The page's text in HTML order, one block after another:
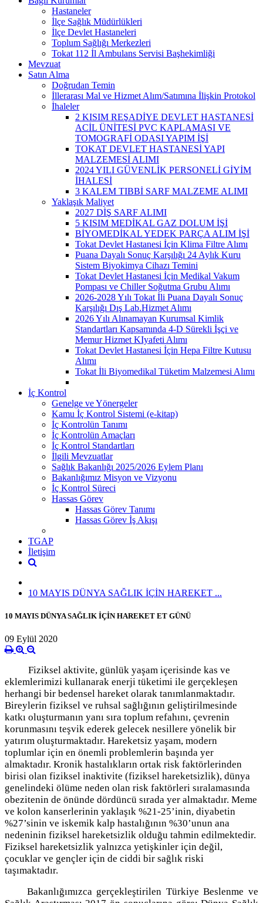
Hastaneler
İlçe Sağlık Müdürlükleri
İlçe Devlet Hastaneleri
Toplum Sağlığı Merkezleri
Tokat 112 İl Ambulans Servisi Başhekimliği
Mevzuat
Satın Alma
Doğrudan Temin
İllerarası Mal ve Hizmet Alım/Satımına İlişkin Protokol
İhaleler
2 KISIM REŞADİYE DEVLET HASTANESİ
ACİL ÜNİTESİ PVC KAPLAMASI VE
TOMOGRAFİ ODASI YAPIM İŞİ
TOKAT DEVLET HASTANESİ YAPI
MALZEMESİ ALIMI
2024 YILI GÜVENLİK PERSONELİ GİYİM
İHALESİ
3 KALEM TIBBİ SARF MALZEME ALIMI
Yaklaşık Maliyet
2027 DİŞ SARF ALIMI
5 KISIM MEDİKAL GAZ DOLUM İŞİ
BİYOMEDİKAL YEDEK PARÇA ALIM İŞİ
Tokat Devlet Hastanesi İçin Klima Filtre Alımı
Puana Dayalı Sonuç Karşılığı 24 Aylık Kuru
Sistem Biyokimya Cihazı Temini
Tokat Devlet Hastanesi İçin Medikal Vakum
Pompası ve Chiller Soğutma Grubu Alımı
2026-2028 Yılı Tokat İli Puana Dayalı Sonuç
Karşılığı Dış Lab.Hizmet Alımı
2026 Yılı Alınamayan Kurumsal Kimlik
Standartları Kapsamında 4-D Sürekli İşçi ve
Memur Hizmet KIyafeti Alımı
Tokat Devlet Hastanesi İçin Hepa Filtre Kutusu
Alımı
Tokat İli Biyomedikal Tüketim Malzemesi Alımı
İç Kontrol
Genelge ve Yönergeler
Kamu İç Kontrol Sistemi (e-kitap)
İç Kontrolün Tanımı
İç Kontrolün Amaçları
İç Kontrol Standartları
İlgili Mevzuatlar
Sağlık Bakanlığı 2025/2026 Eylem Planı
Bakanlığımız Misyon ve Vizyonu
İç Kontrol Süreci
Hassas Görev
Hassas Görev Tanımı
Hassas Görev İş Akışı
TGAP
İletişim
10 MAYIS DÜNYA SAĞLIK İÇİN HAREKET ...
10 MAYIS DÜNYA SAĞLIK İÇİN HAREKET ET GÜNÜ
09 Eylül 2020
Fiziksel aktivite, günlük yaşam içerisinde kas ve
eklemlerimizi kullanarak enerji tüketimi ile gerçekleşen
herhangi bir bedensel hareket olarak tanımlanmaktadır.
Bireylerin fiziksel ve ruhsal sağlığının geliştirilmesinde
katkı oluşturmanın yanı sıra toplum refahını, çevrenin
korunmasını teşvik ederek gelecek nesillere yönelik bir
yatırım oluşturmaktadır. Hareketsiz yaşam, modern
toplumlar için en önemli problemlerin başında yer
almaktadır. Kronik hastalıkların ortak risk faktörlerinden
birisi olan fiziksel inaktivite (fiziksel hareketsizlik), dünya
genelindeki ölüme neden olan risk faktörleri sıralamasında
obezitenin de önünde dördüncü sırada yer almaktadır. Meme
ve kolon kanserlerinin yaklaşık %21-25’inin, diyabetin
%27’sinin ve iskemik kalp hastalığının %30’unun ana
nedeninin fiziksel hareketsizlik olduğu tahmin edilmektedir.
Fiziksel hareketsizlik yalnızca yetişkinler için değil,
çocuklar ve gençler için de ciddi bir sağlık riski
taşımaktadır.
Bakanlığımızca gerçekleştirilen Türkiye Beslenme ve